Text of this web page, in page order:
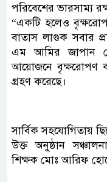
পরিবেশের ভারসাম্য
“একটি হলেও
বাতাস লাগুক সবার
এম আমির জাপান
আয়োজনে বৃক্ষরোপণ
গ্রহণ করেছে।
সার্বিক সহযোগিতায়
উক্ত অনুষ্ঠান
শিক্ষক মোঃ আরিফ